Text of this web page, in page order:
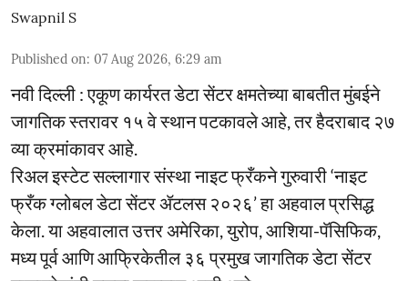
Swapnil S
Published on: 07 Aug 2026, 6:29 am
नवी दिल्ली : एकूण कार्यरत डेटा सेंटर क्षमतेच्या बाबतीत मुंबईने
जागतिक स्तरावर १५ वे स्थान पटकावले आहे, तर हैदराबाद २७
व्या क्रमांकावर आहे.
रिअल इस्टेट सल्लागार संस्था नाइट फ्रँकने गुरुवारी ‘नाइट
फ्रँक ग्लोबल डेटा सेंटर ॲटलस २०२६’ हा अहवाल प्रसिद्ध
केला. या अहवालात उत्तर अमेरिका, युरोप, आशिया-पॅसिफिक,
मध्य पूर्व आणि आफ्रिकेतील ३६ प्रमुख जागतिक डेटा सेंटर